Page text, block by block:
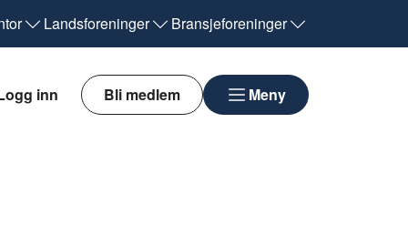
Landsforeninger Bransjeforeninger
inn Bli medlem Meny